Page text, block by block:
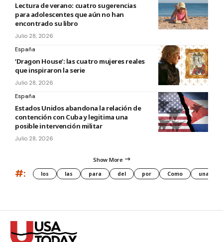
Lectura de verano: cuatro sugerencias
para adolescentes que aún no han
encontrado su libro
Julio 28, 2026
España
‘Dragon House’: las cuatro mujeres reales
que inspiraron la serie
Julio 28, 2026
España
Estados Unidos abandona la relación de
contención con Cuba y legitima una
posible intervención militar
Julio 28, 2026
Show More
#: los las para del por Como una